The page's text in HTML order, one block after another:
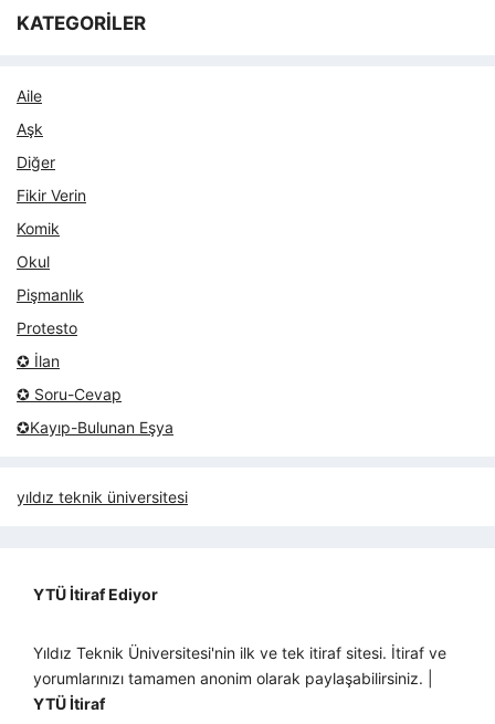
KATEGORİLER
Aile
Aşk
Diğer
Fikir Verin
Komik
Okul
Pişmanlık
Protesto
✪ İlan
✪ Soru-Cevap
✪Kayıp-Bulunan Eşya
yıldız teknik üniversitesi
YTÜ İtiraf Ediyor
Yıldız Teknik Üniversitesi'nin ilk ve tek itiraf sitesi. İtiraf ve
yorumlarınızı tamamen anonim olarak paylaşabilirsiniz. |
YTÜ İtiraf